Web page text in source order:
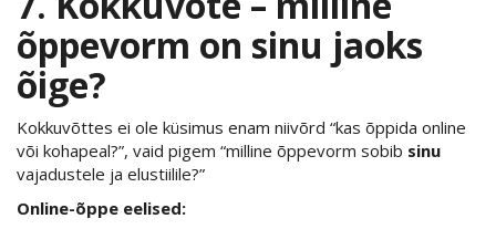
õppevorm on sinu jaoks
õige?
Kokkuvõttes ei ole küsimus enam niivõrd “kas õppida online
või kohapeal?”, vaid pigem “milline õppevorm sobib sinu
vajadustele ja elustiilile?”
Online-õppe eelised: